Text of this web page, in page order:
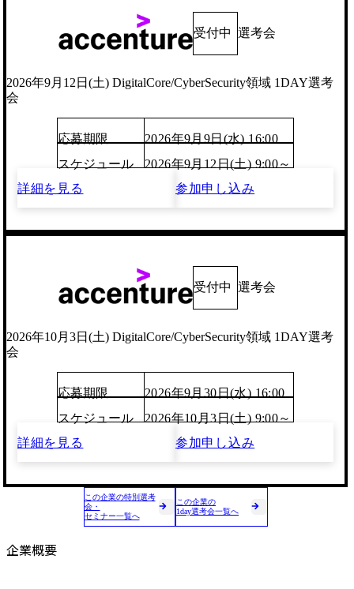
受付中 選考会
2026年9月12日(土) DigitalCore/CyberSecurity領域 1DAY選考
会
応募期限
2026年9月9日(水) 16:00
スケジュール
2026年9月12日(土) 9:00～
詳細を見る
参加申し込み
受付中 選考会
2026年10月3日(土) DigitalCore/CyberSecurity領域 1DAY選考
会
応募期限
2026年9月30日(水) 16:00
スケジュール
2026年10月3日(土) 9:00～
詳細を見る
参加申し込み
この企業の特別選考
会・
セミナー一覧へ
この企業の
1day選考会一覧へ
企業概要